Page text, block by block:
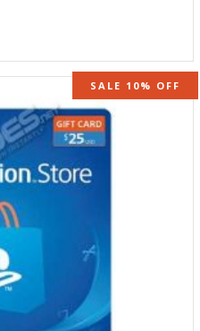
SALE 10% OFF